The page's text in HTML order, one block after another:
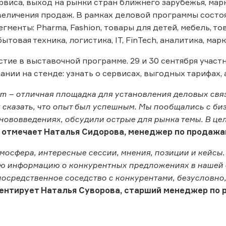
выход на рынки стран ближнего зарубежья,
продаж. В рамках деловой программы
Pharma, Fashion, товары для детей, мебель,
техника, логистика, IT, FinTech, аналитика,
в выставочной программе. 29 и 30 сентября
на стенде: узнать о сервисах, выгодных
– отличная площадка для установления деловых
что опыт был успешным. Мы пообщались с
обсудили острые для рынка темы. В
отмечает Наталья Сидорова, менеджер по
интересные сессии, мнения, позиции и
информацию о конкурентных предложениях в
соседство с конкурентами,
Наталья Суворова, старший менеджер по